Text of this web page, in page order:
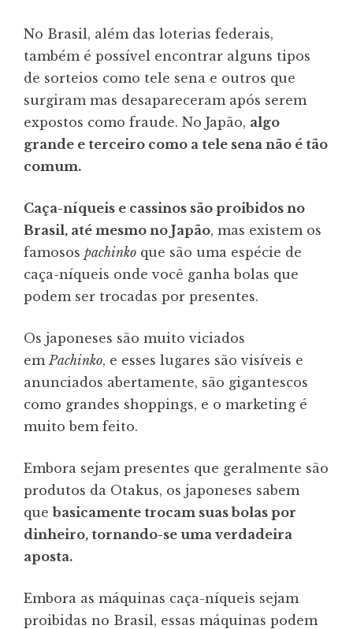
No Brasil, além das loterias federais,
também é possível encontrar alguns tipos
de sorteios como tele sena e outros que
surgiram mas desapareceram após serem
expostos como fraude. No Japão, algo
grande e terceiro como a tele sena não é tão
comum.
Caça-níqueis e cassinos são proibidos no
Brasil, até mesmo no Japão, mas existem os
famosos pachinko que são uma espécie de
caça-níqueis onde você ganha bolas que
podem ser trocadas por presentes.
Os japoneses são muito viciados
emPachinko, e esses lugares são visíveis e
anunciados abertamente, são gigantescos
como grandes shoppings, e o marketing é
muito bem feito.
Embora sejam presentes que geralmente são
produtos da Otakus, os japoneses sabem
quebasicamente trocam suas bolas por
dinheiro, tornando-se uma verdadeira
aposta.
Embora as máquinas caça-níqueis sejam
proibidas no Brasil, essas máquinas podem